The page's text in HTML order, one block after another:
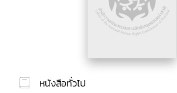
หนังสือทั่วไป